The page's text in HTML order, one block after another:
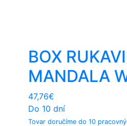
BOX
MANDALA
47,76€
Do 10 dní
Tovar doručíme do 10